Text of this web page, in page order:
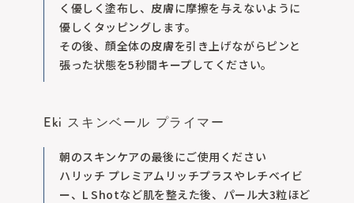
く優しく塗布し、皮膚に摩擦を与えないように
優しくタッピングします。
その後、顔全体の皮膚を引き上げながらピンと
張った状態を5秒間キープしてください。
Eki スキンベール プライマー
朝のスキンケアの最後にご使用ください
ハリッチ プレミアムリッチプラスやレチベイビ
ー、L Shotなど肌を整えた後、パール大3粒ほど